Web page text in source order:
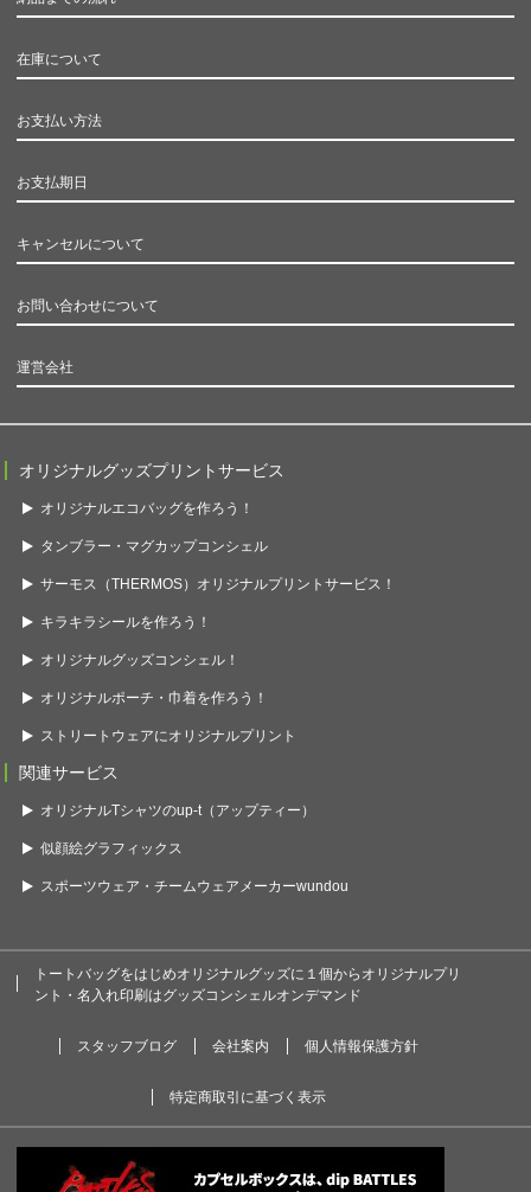
在庫について
お支払い方法
お支払期日
キャンセルについて
お問い合わせについて
運営会社
オリジナルグッズプリントサービス
オリジナルエコバッグを作ろう！
タンブラー・マグカップコンシェル
サーモス（THERMOS）オリジナルプリントサービス！
キラキラシールを作ろう！
オリジナルグッズコンシェル！
オリジナルポーチ・巾着を作ろう！
ストリートウェアにオリジナルプリント
関連サービス
オリジナルTシャツのup-t（アップティー）
似顔絵グラフィックス
スポーツウェア・チームウェアメーカーwundou
トートバッグをはじめオリジナルグッズに１個からオリジナルプリ
ント・名入れ印刷はグッズコンシェルオンデマンド
スタッフブログ 会社案内 個人情報保護方針
特定商取引に基づく表示